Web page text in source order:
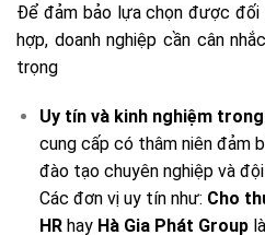
Để đảm bảo lựa chọn được
hợp, doanh nghiệp cần cân
trọng
Uy tín và kinh nghiệm
cung cấp có thâm niên đảm
đào tạo chuyên nghiệp và
Các đơn vị uy tín như: Cho
HRhay Hà Gia Phát Group